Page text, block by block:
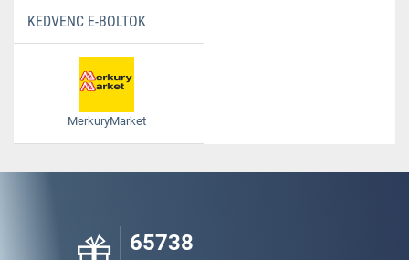
KEDVENC E-BOLTOK
MerkuryMarket
65738